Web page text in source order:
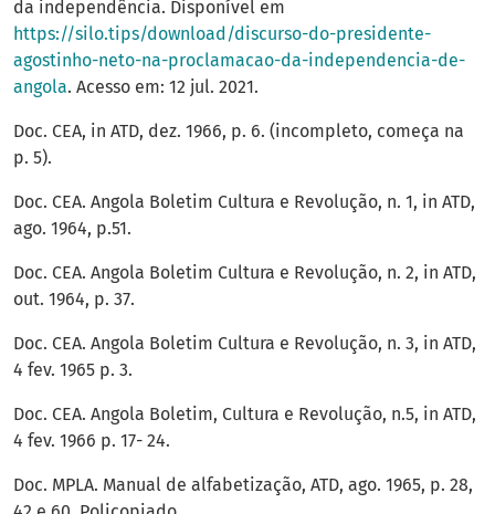
da independência. Disponível em
https://silo.tips/download/discurso-do-presidente-
agostinho-neto-na-proclamacao-da-independencia-de-
angola. Acesso em: 12 jul. 2021.
Doc. CEA, in ATD, dez. 1966, p. 6. (incompleto, começa na
p. 5).
Doc. CEA. Angola Boletim Cultura e Revolução, n. 1, in ATD,
ago. 1964, p.51.
Doc. CEA. Angola Boletim Cultura e Revolução, n. 2, in ATD,
out. 1964, p. 37.
Doc. CEA. Angola Boletim Cultura e Revolução, n. 3, in ATD,
4 fev. 1965 p. 3.
Doc. CEA. Angola Boletim, Cultura e Revolução, n.5, in ATD,
4 fev. 1966 p. 17- 24.
Doc. MPLA. Manual de alfabetização, ATD, ago. 1965, p. 28,